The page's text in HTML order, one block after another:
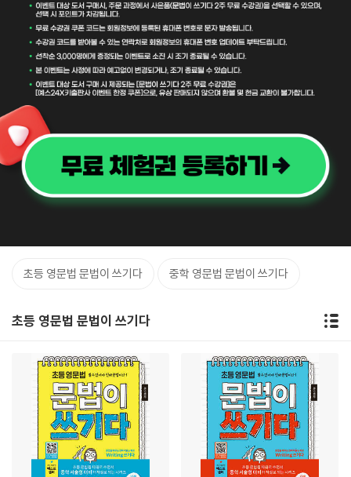
초등 영문법 문법이 쓰기다 중학 영문법 문법이 쓰기다
초등 영문법 문법이 쓰기다